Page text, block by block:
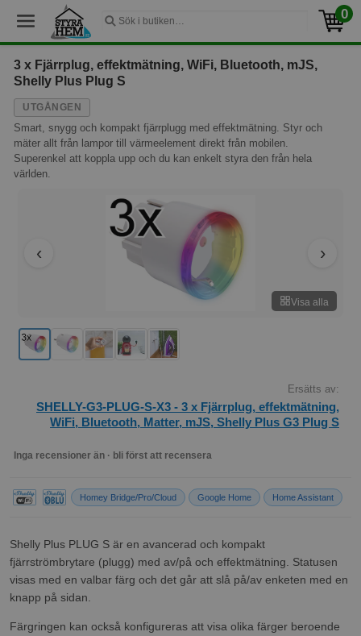
0
3 x Fjärrplug, effektmätning, WiFi, Bluetooth, mJS,
Shelly Plus Plug S
UTGÅNGEN
Smart, snygg och kompakt fjärrplugg med effektmätning. Styr och
mäter allt från lampor till värmeelement direkt från mobilen.
Superenkel att koppla upp och du kan enkelt styra den från hela
världen.
Visa alla
Ersätts av:
SHELLY-G3-PLUG-S-X3 - 3 x Fjärrplug, effektmätning,
WiFi, Bluetooth, Matter, mJS, Shelly Plus G3 Plug S
Inga recensioner än · bli först att recensera
Homey Bridge/Pro/Cloud Google Home Home Assistant
Shelly Plus PLUG S är en avancerad och kompakt
fjärrströmbrytare (plugg) med av/på och effektmätning. Statusen
visas med en valbar färg och det går att slå på/av enketen med en
knapp på sidan.
Färgringen kan också konfigureras att visa olika färger beroende